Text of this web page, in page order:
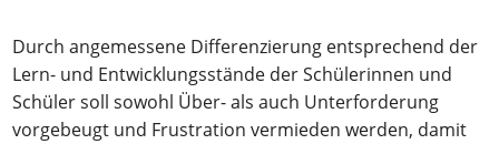
Durch angemessene Differenzierung entsprechend der
Lern- und Entwicklungsstände der Schülerinnen und
Schüler soll sowohl Über- als auch Unterforderung
vorgebeugt und Frustration vermieden werden, damit